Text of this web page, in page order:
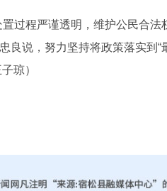
程严谨透明，维护公民合法
良说，努力坚持将政策落实到“
琼）